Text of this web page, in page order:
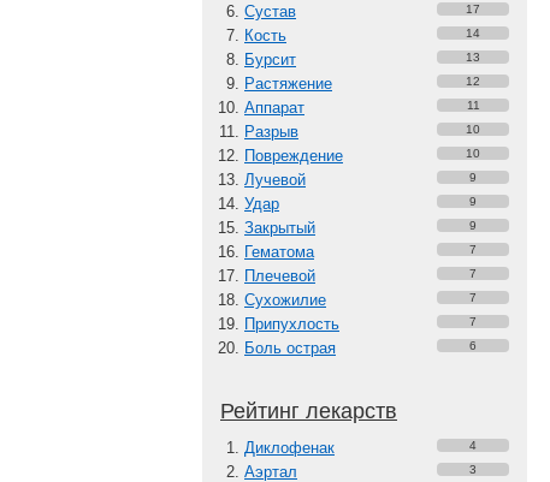
Сустав 17
Кость 14
Бурсит 13
Растяжение 12
Аппарат 11
Разрыв 10
Повреждение 10
Лучевой 9
Удар 9
Закрытый 9
Гематома 7
Плечевой 7
Сухожилие 7
Припухлость 7
Боль острая 6
Рейтинг лекарств
Диклофенак 4
Аэртал 3